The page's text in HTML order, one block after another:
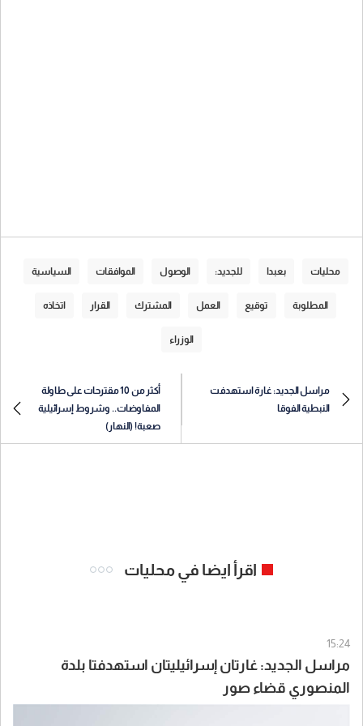
محليات بعبدا للجديد: الوصول الموافقات السياسية
المطلوبة توقيع العمل المشترك القرار اتخاذه
الوزراء
مراسل الجديد: غارة استهدفت
النبطية الفوقا
أكثر من 10 مقترحات على طاولة
المفاوضات.. وشروط إسرائيلية
صعبة! (النهار)
اقرأ ايضا في محليات
15:24
مراسل الجديد: غارتان إسرائيليتان استهدفتا بلدة
المنصوري قضاء صور